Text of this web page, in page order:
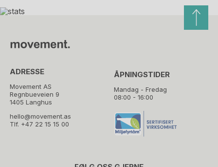
ADRESSE
Movement AS
Regnbueveien 9
1405 Langhus
hello@movement.as
Tlf. +47 22 15 15 00
ÅPNINGSTIDER
Mandag - Fredag
08:00 - 16:00